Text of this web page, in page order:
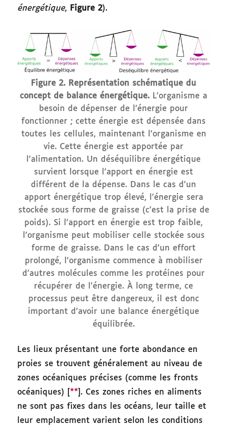
énergétique, Figure 2).
Figure 2. Représentation schématique du
concept de balance énergétique. L’organisme a
besoin de dépenser de l’énergie pour
fonctionner ; cette énergie est dépensée dans
toutes les cellules, maintenant l’organisme en
vie. Cette énergie est apportée par
l’alimentation. Un déséquilibre énergétique
survient lorsque l’apport en énergie est
différent de la dépense. Dans le cas d’un
apport énergétique trop élevé, l’énergie sera
stockée sous forme de graisse (c’est la prise de
poids). Si l’apport en énergie est trop faible,
l’organisme peut mobiliser celle stockée sous
forme de graisse. Dans le cas d’un effort
prolongé, l’organisme commence à mobiliser
d’autres molécules comme les protéines pour
récupérer de l’énergie. À long terme, ce
processus peut être dangereux, il est donc
important d’avoir une balance énergétique
équilibrée.
Les lieux présentant une forte abondance en
proies se trouvent généralement au niveau de
zones océaniques précises (comme les fronts
océaniques) [ ** ]. Ces zones riches en aliments
ne sont pas fixes dans les océans, leur taille et
leur emplacement varient selon les conditions